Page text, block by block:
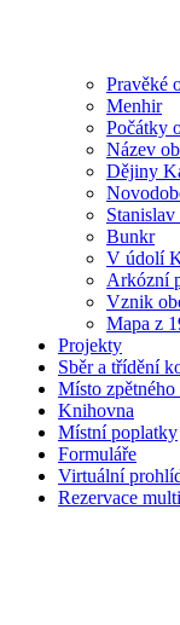
Pravěké
Menhir
Počátky
Název
Dějiny
Bunkr
V údolí
Arkózní
Vznik
Mapa z
Projekty
Sběr a třídění
Místo zpětného
Knihovna
Místní poplatky
Formuláře
Virtuální
Rezervace